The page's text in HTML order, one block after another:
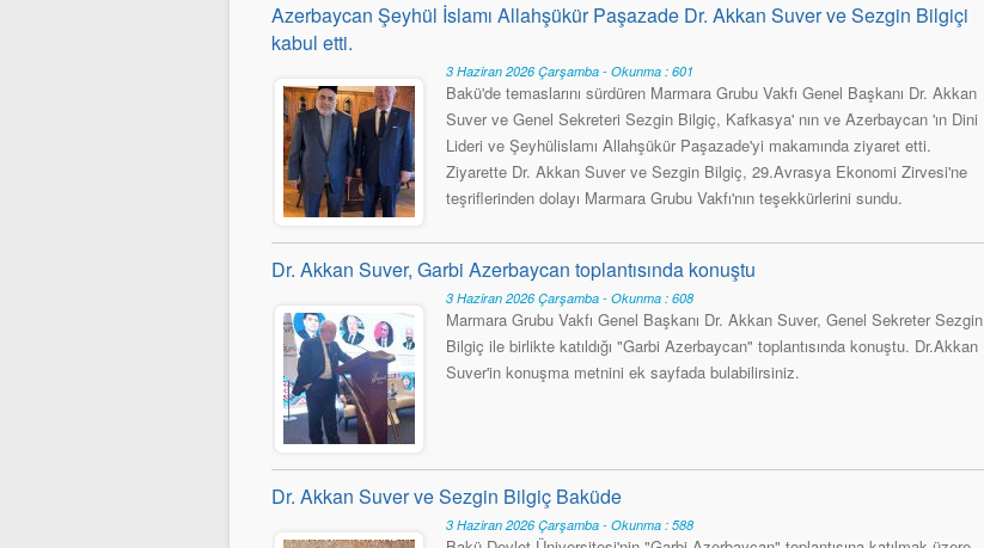
Azerbaycan Şeyhül İslamı Allahşükür Paşazade Dr. Akkan Suver ve Sezgin Bilgiçi
kabul etti.
3 Haziran 2026 Çarşamba - Okunma : 601
Bakü'de temaslarını sürdüren Marmara Grubu Vakfı Genel Başkanı Dr. Akkan
Suver ve Genel Sekreteri Sezgin Bilgiç, Kafkasya' nın ve Azerbaycan 'ın Dini
Lideri ve Şeyhülislamı Allahşükür Paşazade'yi makamında ziyaret etti.
Ziyarette Dr. Akkan Suver ve Sezgin Bilgiç, 29.Avrasya Ekonomi Zirvesi'ne
teşriflerinden dolayı Marmara Grubu Vakfı'nın teşekkürlerini sundu.
Dr. Akkan Suver, Garbi Azerbaycan toplantısında konuştu
3 Haziran 2026 Çarşamba - Okunma : 608
Marmara Grubu Vakfı Genel Başkanı Dr. Akkan Suver, Genel Sekreter Sezgin
Bilgiç ile birlikte katıldığı "Garbi Azerbaycan" toplantısında konuştu. Dr.Akkan
Suver'in konuşma metnini ek sayfada bulabilirsiniz.
Dr. Akkan Suver ve Sezgin Bilgiç Baküde
3 Haziran 2026 Çarşamba - Okunma : 588